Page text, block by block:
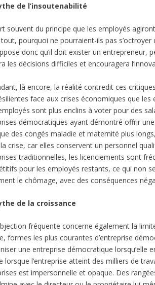
de l’insoutenabilité
souvent du principe que les employés
pourquoi ne pourraient-ils pas
donc qu’il doit exister un entrepreneur,
les décisions difficiles et encouragera
là encore, la réalité contredit ces
face aux crises économiques que
sont plus enclins à voter pour des
démocratiques ayant démontré offrir
des congés maladie et maternité plus
crise, car elles conservent un personnel
traditionnelles, les licenciements sont
pour les employés restants, ce qui non
le chômage, avec des conséquences
de la croissance
fréquente concerne également la
formes les plus courantes d’entreprise
une entreprise démocratique
lorsque l’entreprise atteint des milliers de
est impersonnelle et opaque. Des